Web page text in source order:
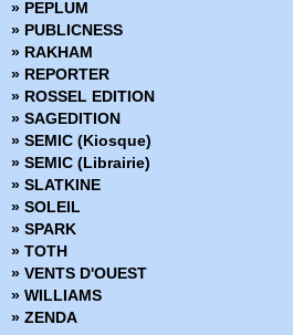
› 116-117
› 118-119
› 120-121
› 122-123
› 124-125
› 126-127
› 128-129
› 130-131
› 132-133
› 134-135
› 136-137
› 138-139
› 140-141
› 142-143
› 144-145
» PEPLUM
» PUBLICNESS
» RAKHAM
» REPORTER
» ROSSEL EDITION
» SAGEDITION
» SEMIC (Kiosque)
» SEMIC (Librairie)
» SLATKINE
» SOLEIL
» SPARK
» TOTH
» VENTS D'OUEST
» WILLIAMS
» ZENDA